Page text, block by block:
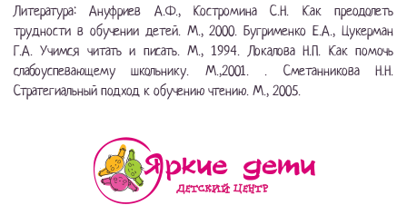
Литература: Ануфриев А.Ф., Костромина С.Н. Как преодолеть
трудности в обучении детей. М., 2000. Бугрименко Е.А., Цукерман
Г.А. Учимся читать и писать. М., 1994. Локалова Н.П. Как помочь
слабоуспевающему школьнику. М.,2001. . Сметанникова Н.Н.
Стратегиальный подход к обучению чтению. М., 2005.